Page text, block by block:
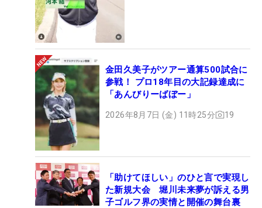
金田久美子がツアー通算500試合に
参戦！ プロ18年目の大記録達成に
「あんびりーばぼー」
2026年8月7日 (金) 11時25分 19
「助けてほしい」のひと言で実現し
た新規大会 堀川未来夢が訴える男
子ゴルフ界の実情と開催の舞台裏